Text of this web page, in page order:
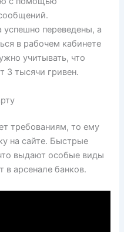
переведены, а
в рабочем кабинете
учитывать, что
3 тысячи гривен.
требованиям, то ему
на сайте. Быстрые
выдают особые виды
в арсенале банков.